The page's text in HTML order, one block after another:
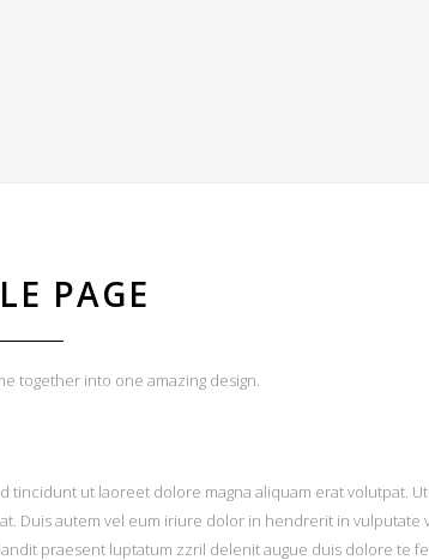
PAGE
together into one amazing design.
ut laoreet dolore magna aliquam erat volutpat.
Duis autem vel eum iriure dolor in hendrerit in vulputate
praesent luptatum zzril delenit augue duis dolore te